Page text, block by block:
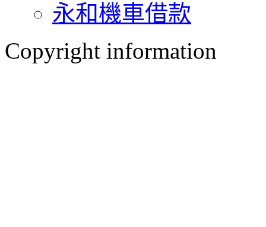
永和機車借款
Copyright information